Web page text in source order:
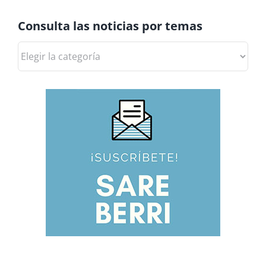
Consulta las noticias por temas
las